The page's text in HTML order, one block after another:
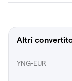
Altri
YNG-EUR